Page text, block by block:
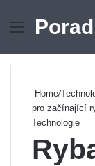
Menu
Home/
pro začínající
Technologie